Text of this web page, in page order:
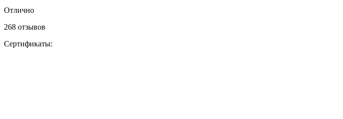
Отлично
268 отзывов
Сертификаты: